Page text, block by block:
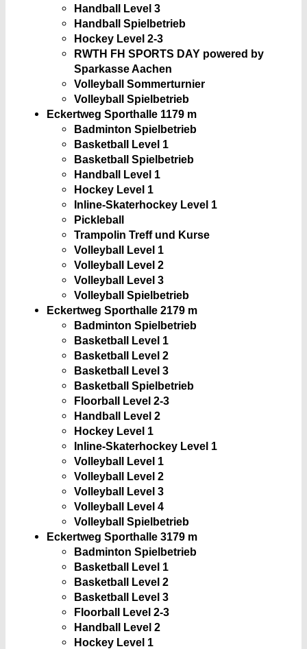
Handball Level 3
Handball Spielbetrieb
Hockey Level 2-3
RWTH FH SPORTS DAY powered by
Sparkasse Aachen
Volleyball Sommerturnier
Volleyball Spielbetrieb
Eckertweg Sporthalle 1179 m
Badminton Spielbetrieb
Basketball Level 1
Basketball Spielbetrieb
Handball Level 1
Hockey Level 1
Inline-Skaterhockey Level 1
Pickleball
Trampolin Treff und Kurse
Volleyball Level 1
Volleyball Level 2
Volleyball Level 3
Volleyball Spielbetrieb
Eckertweg Sporthalle 2179 m
Badminton Spielbetrieb
Basketball Level 1
Basketball Level 2
Basketball Level 3
Basketball Spielbetrieb
Floorball Level 2-3
Handball Level 2
Hockey Level 1
Inline-Skaterhockey Level 1
Volleyball Level 1
Volleyball Level 2
Volleyball Level 3
Volleyball Level 4
Volleyball Spielbetrieb
Eckertweg Sporthalle 3179 m
Badminton Spielbetrieb
Basketball Level 1
Basketball Level 2
Basketball Level 3
Floorball Level 2-3
Handball Level 2
Hockey Level 1